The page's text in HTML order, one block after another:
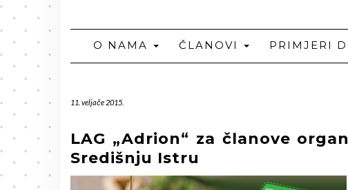
O NAMA ČLANOVI PRIMJERI
11. veljače 2015.
LAG „Adrion“ za članove
Središnju Istru